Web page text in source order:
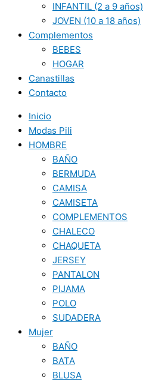
INFANTIL (2 a 9 años)
JOVEN (10 a 18 años)
Complementos
BEBES
HOGAR
Canastillas
Contacto
Inicio
Modas Pili
HOMBRE
BAÑO
BERMUDA
CAMISA
CAMISETA
COMPLEMENTOS
CHALECO
CHAQUETA
JERSEY
PANTALON
PIJAMA
POLO
SUDADERA
Mujer
BAÑO
BATA
BLUSA